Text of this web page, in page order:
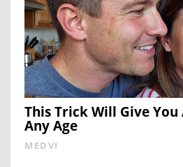
This Trick Will Give
Any Age
MEDVI